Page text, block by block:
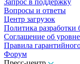
Запрос в поддержку
Вопросы и ответы
Центр загрузок
Политика разработки
Соглашение об
Правила
Форум